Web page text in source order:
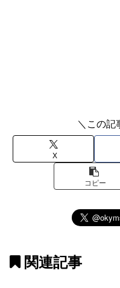
＼この記
X
コピー
関連記事